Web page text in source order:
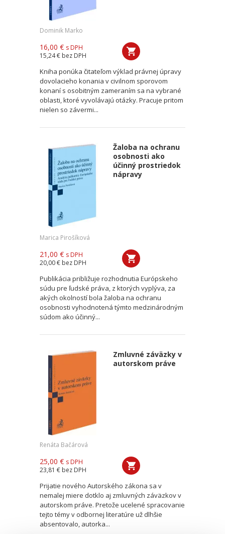
Dominik Marko
16,00 € s DPH
15,24 € bez DPH
Kniha ponúka čitateľom výklad právnej úpravy
dovolacieho konania v civilnom sporovom
konaní s osobitným zameraním sa na vybrané
oblasti, ktoré vyvolávajú otázky. Pracuje pritom
nielen so závermi...
Žaloba na ochranu
osobnosti ako
účinný prostriedok
nápravy
Marica Pirošíková
21,00 € s DPH
20,00 € bez DPH
Publikácia približuje rozhodnutia Európskeho
súdu pre ľudské práva, z ktorých vyplýva, za
akých okolností bola žaloba na ochranu
osobnosti vyhodnotená týmto medzinárodným
súdom ako účinný...
Zmluvné záväzky v
autorskom práve
Renáta Bačárová
25,00 € s DPH
23,81 € bez DPH
Prijatie nového Autorského zákona sa v
nemalej miere dotklo aj zmluvných záväzkov v
autorskom práve. Pretože ucelené spracovanie
tejto témy v odbornej literatúre už dlhšie
absentovalo, autorka...